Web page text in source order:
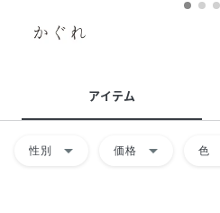
アイテム
性別 arrow_drop_down 価格 arrow_drop_down 色